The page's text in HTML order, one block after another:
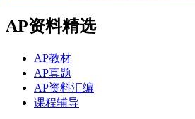
AP资料精选
AP教材
AP真题
AP资料汇编
课程辅导